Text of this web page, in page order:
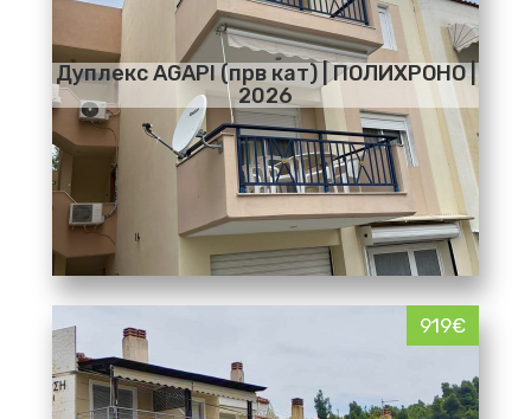
Дуплекс AGAPI (прв кат) | ПОЛИХРОНО |
2026
919€